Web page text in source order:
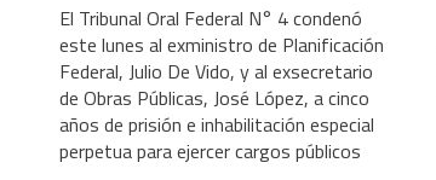
El Tribunal Oral Federal N° 4 condenó
este lunes al exministro de Planificación
Federal, Julio De Vido, y al exsecretario
de Obras Públicas, José López, a cinco
años de prisión e inhabilitación especial
perpetua para ejercer cargos públicos